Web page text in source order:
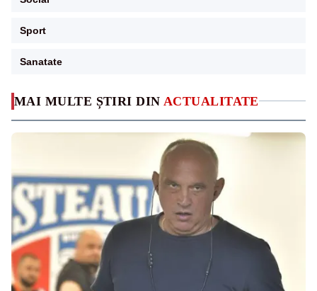
MAI MULTE ȘTIRI DIN ACTUALITATE
Sport
Sanatate